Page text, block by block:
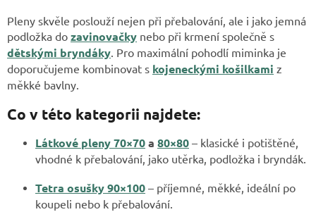
i
s
u
Pleny skvěle poslouží nejen při přebalování, ale i jako jemná
podložka do zavinovačky nebo při krmení společně s
dětskými bryndáky. Pro maximální pohodlí miminka je
doporučujeme kombinovat s kojeneckými košilkami z
měkké bavlny.
Co v této kategorii najdete:
Látkové pleny 70×70a 80×80 – klasické i potištěné,
vhodné k přebalování, jako utěrka, podložka i bryndák.
Tetra osušky 90×100 – příjemné, měkké, ideální po
koupeli nebo k přebalování.